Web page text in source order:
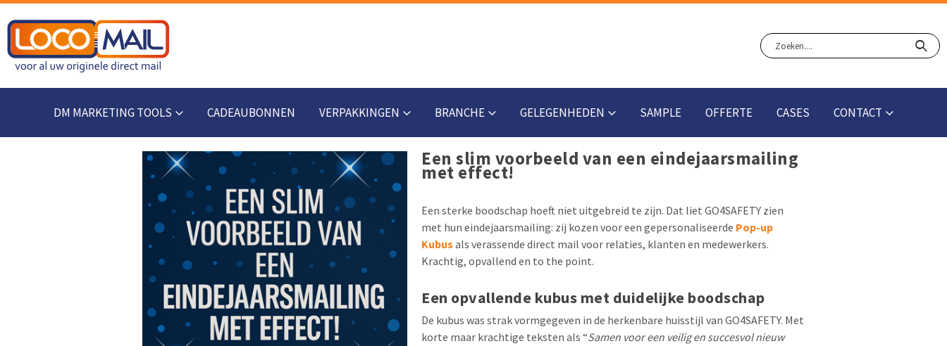
DM MARKETING TOOLS CADEAUBONNEN VERPAKKINGEN BRANCHE GELEGENHEDEN SAMPLE OFFERTE CASES CONTACT
Een slim voorbeeld van een eindejaarsmailing
met effect!
Een sterke boodschap hoeft niet uitgebreid te zijn. Dat liet GO4SAFETY zien
met hun eindejaarsmailing: zij kozen voor een gepersonaliseerde Pop-up
Kubus als verassende direct mail voor relaties, klanten en medewerkers.
Krachtig, opvallend en to the point.
Een opvallende kubus met duidelijke boodschap
De kubus was strak vormgegeven in de herkenbare huisstijl van GO4SAFETY. Met
korte maar krachtige teksten als “Samen voor een veilig en succesvol nieuw